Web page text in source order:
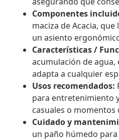
Componentes
maciza de Acacia,
un asiento
Características /
acumulación de
adapta a cualquier
Usos recomendados:
para entretenimiento
casuales o
Cuidado y
un paño húmedo